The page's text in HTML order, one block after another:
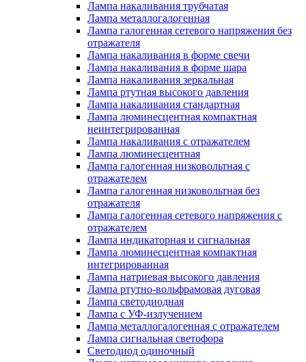
Лампа накаливания трубчатая
Лампа металлогалогенная
Лампа галогенная сетевого напряжения без
отражателя
Лампа накаливания в форме свечи
Лампа накаливания в форме шара
Лампа накаливания зеркальная
Лампа ртутная высокого давления
Лампа накаливания стандартная
Лампа люминесцентная компактная
неинтегрированная
Лампа накаливания с отражателем
Лампа люминесцентная
Лампа галогенная низковольтная с
отражателем
Лампа галогенная низковольтная без
отражателя
Лампа галогенная сетевого напряжения с
отражателем
Лампа индикаторная и сигнальная
Лампа люминесцентная компактная
интегрированная
Лампа натриевая высокого давления
Лампа ртутно-вольфрамовая дуговая
Лампа светодиодная
Лампа с УФ-излучением
Лампа металлогалогенная с отражателем
Лампа сигнальная светофора
Светодиод одиночный